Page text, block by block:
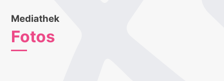
Mediathek
Fotos